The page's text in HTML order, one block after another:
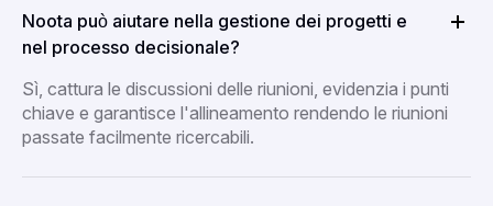
Noota può aiutare nella gestione dei progetti e
nel processo decisionale?
Sì, cattura le discussioni delle riunioni, evidenzia i punti
chiave e garantisce l'allineamento rendendo le riunioni
passate facilmente ricercabili.